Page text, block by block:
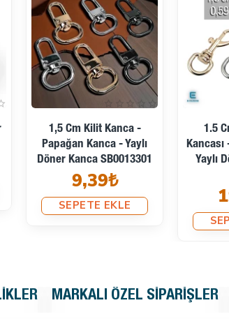
1,5 Cm Kilit Kanca -
Papağan Kanca - Yaylı
Döner Kanca SB0013301
9,39₺
SEPETE EKLE
1.5
Kancası
Yaylı
MARKALI ÖZEL SIPARIŞLER